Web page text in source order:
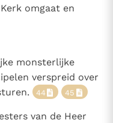
omgaat en
monsterlijke
verspreid over
44 45
van de Heer